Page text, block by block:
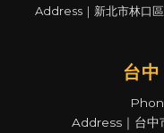
Address｜新北市林口
台
Address｜台中